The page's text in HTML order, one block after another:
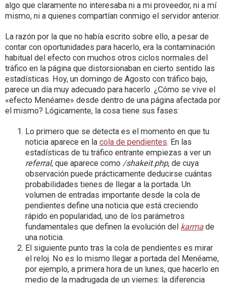
algo que claramente no interesaba ni a mi proveedor, ni a mí
mismo, ni a quienes compartían conmigo el servidor anterior.
La razón por la que no había escrito sobre ello, a pesar de
contar con oportunidades para hacerlo, era la contaminación
habitual del efecto con muchos otros ciclos normales del
tráfico en la página que distorsionaban en cierto sentido las
estadísticas. Hoy, un domingo de Agosto con tráfico bajo,
parece un día muy adecuado para hacerlo. ¿Cómo se vive el
«efecto Menéame» desde dentro de una página afectada por
el mismo? Lógicamente, la cosa tiene sus fases:
Lo primero que se detecta es el momento en que tu
noticia aparece en la cola de pendientes. En las
estadísticas de tu tráfico entrante empiezas a ver un
referral, que aparece como /shakeit.php, de cuya
observación puede prácticamente deducirse cuántas
probabilidades tienes de llegar a la portada. Un
volumen de entradas importante desde la cola de
pendientes define una noticia que está creciendo
rápido en popularidad, uno de los parámetros
fundamentales que definen la evolución del karmade
una noticia.
El siguiente punto tras la cola de pendientes es mirar
el reloj. No es lo mismo llegar a portada del Menéame,
por ejemplo, a primera hora de un lunes, que hacerlo en
medio de la madrugada de un viernes: la diferencia